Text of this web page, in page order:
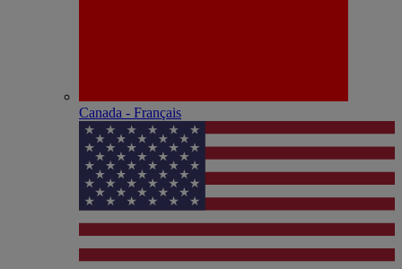
Canada - Français